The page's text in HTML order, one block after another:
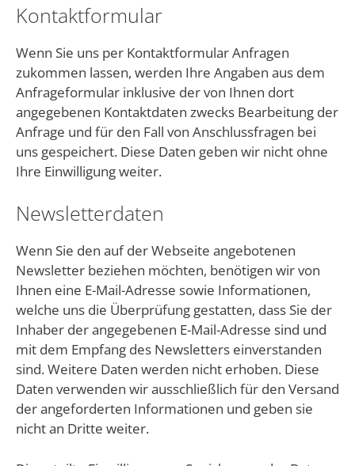
Kontaktformular
Wenn Sie uns per Kontaktformular Anfragen
zukommen lassen, werden Ihre Angaben aus dem
Anfrageformular inklusive der von Ihnen dort
angegebenen Kontaktdaten zwecks Bearbeitung der
Anfrage und für den Fall von Anschlussfragen bei
uns gespeichert. Diese Daten geben wir nicht ohne
Ihre Einwilligung weiter.
Newsletterdaten
Wenn Sie den auf der Webseite angebotenen
Newsletter beziehen möchten, benötigen wir von
Ihnen eine E-Mail-Adresse sowie Informationen,
welche uns die Überprüfung gestatten, dass Sie der
Inhaber der angegebenen E-Mail-Adresse sind und
mit dem Empfang des Newsletters einverstanden
sind. Weitere Daten werden nicht erhoben. Diese
Daten verwenden wir ausschließlich für den Versand
der angeforderten Informationen und geben sie
nicht an Dritte weiter.